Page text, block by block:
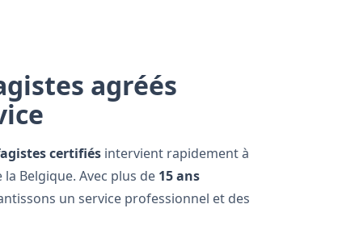
agréés
certifiés intervient rapidement à
Belgique. Avec plus de 15 ans
un service professionnel et des